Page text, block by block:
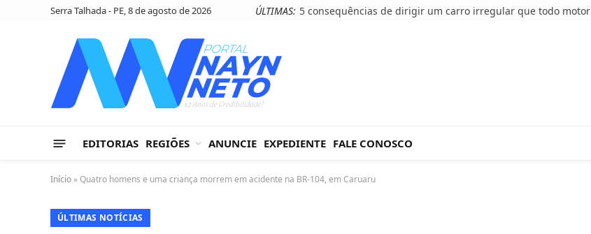
Serra Talhada - PE, 8 de agosto de 2026 ÚLTIMAS:
EDITORIAS REGIÕES ANUNCIE EXPEDIENTE FALE CONOSCO
Início »Quatro homens e uma criança morrem em acidente na BR-104, em Caruaru
ÚLTIMAS NOTÍCIAS